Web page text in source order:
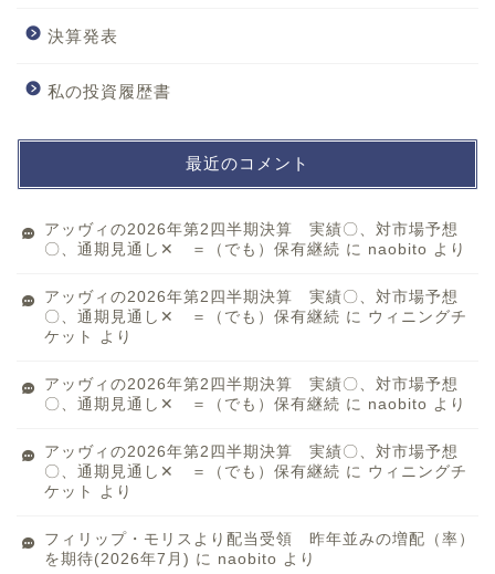
決算発表
私の投資履歴書
最近のコメント
アッヴィの2026年第2四半期決算 実績〇、対市場予想
〇、通期見通し✕ ＝（でも）保有継続 に naobito より
アッヴィの2026年第2四半期決算 実績〇、対市場予想
〇、通期見通し✕ ＝（でも）保有継続 に ウィニングチ
ケット
より
アッヴィの2026年第2四半期決算 実績〇、対市場予想
〇、通期見通し✕ ＝（でも）保有継続 に naobito より
アッヴィの2026年第2四半期決算 実績〇、対市場予想
〇、通期見通し✕ ＝（でも）保有継続 に ウィニングチ
ケット
より
フィリップ・モリスより配当受領 昨年並みの増配（率）
を期待(2026年7月) に naobito より